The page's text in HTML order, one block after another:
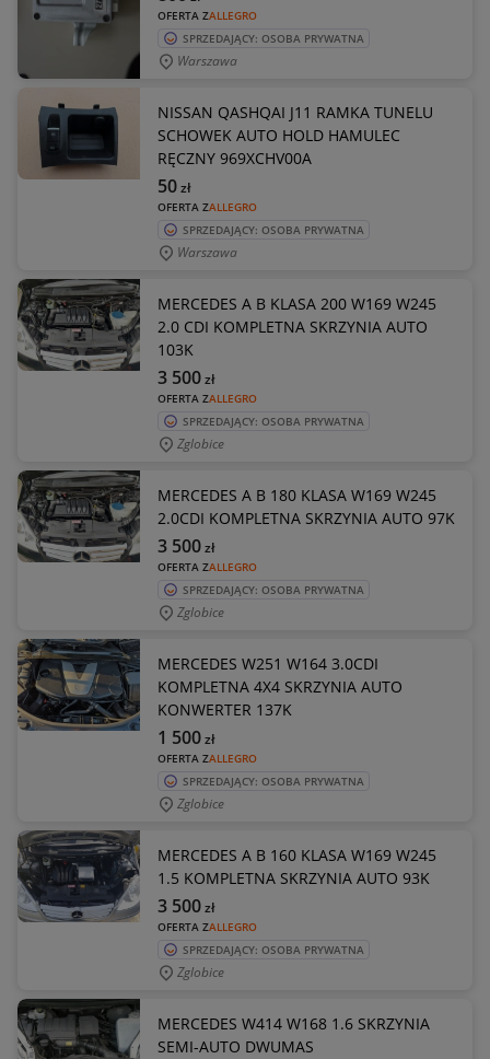
OFERTA ZALLEGRO
SPRZEDAJĄCY: OSOBA PRYWATNA
Warszawa
NISSAN QASHQAI J11 RAMKA TUNELU
SCHOWEK AUTO HOLD HAMULEC
RĘCZNY 969XCHV00A
OFERTA ZALLEGRO
50zł
SPRZEDAJĄCY: OSOBA PRYWATNA
Warszawa
MERCEDES A B KLASA 200 W169 W245
2.0 CDI KOMPLETNA SKRZYNIA AUTO
103K
OFERTA ZALLEGRO
3 500zł
SPRZEDAJĄCY: OSOBA PRYWATNA
Zglobice
MERCEDES A B 180 KLASA W169 W245
2.0CDI KOMPLETNA SKRZYNIA AUTO 97K
OFERTA ZALLEGRO
3 500zł
SPRZEDAJĄCY: OSOBA PRYWATNA
Zglobice
MERCEDES W251 W164 3.0CDI
KOMPLETNA 4X4 SKRZYNIA AUTO
KONWERTER 137K
OFERTA ZALLEGRO
1 500zł
SPRZEDAJĄCY: OSOBA PRYWATNA
Zglobice
MERCEDES A B 160 KLASA W169 W245
1.5 KOMPLETNA SKRZYNIA AUTO 93K
OFERTA ZALLEGRO
3 500zł
SPRZEDAJĄCY: OSOBA PRYWATNA
Zglobice
MERCEDES W414 W168 1.6 SKRZYNIA
SEMI-AUTO DWUMAS